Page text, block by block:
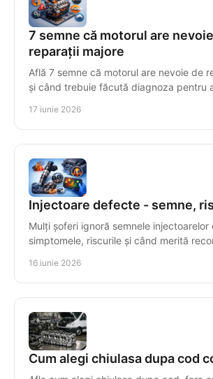
7 semne că motorul are
reparații majore
Află 7 semne că motorul are nevoie de
și când trebuie făcută diagnoza pentru
17 iunie 2026
Injectoare defecte - semne,
Mulți șoferi ignoră semnele
simptomele, riscurile și când merită
16 iunie 2026
Cum alegi chiulasa dupa cod